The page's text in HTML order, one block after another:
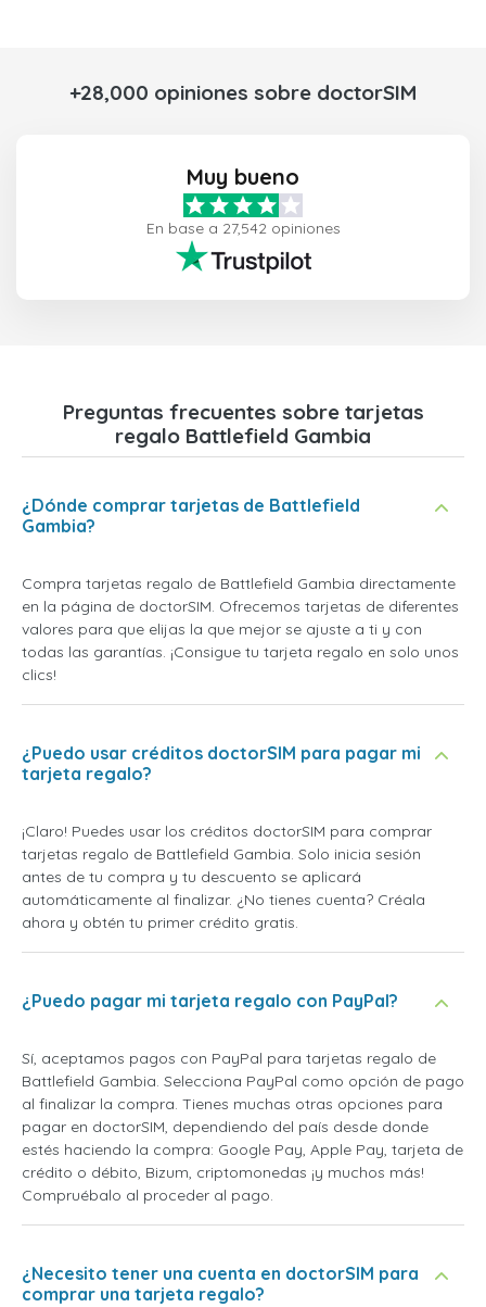
+28,000 opiniones sobre doctorSIM
Muy bueno
En base a 27,542 opiniones
Preguntas frecuentes sobre tarjetas
regalo Battlefield Gambia
¿Dónde comprar tarjetas de Battlefield
Gambia?
Compra tarjetas regalo de Battlefield Gambia directamente
en la página de doctorSIM. Ofrecemos tarjetas de diferentes
valores para que elijas la que mejor se ajuste a ti y con
todas las garantías. ¡Consigue tu tarjeta regalo en solo unos
clics!
¿Puedo usar créditos doctorSIM para pagar mi
tarjeta regalo?
¡Claro! Puedes usar los créditos doctorSIM para comprar
tarjetas regalo de Battlefield Gambia. Solo inicia sesión
antes de tu compra y tu descuento se aplicará
automáticamente al finalizar. ¿No tienes cuenta? Créala
ahora y obtén tu primer crédito gratis.
¿Puedo pagar mi tarjeta regalo con PayPal?
Sí, aceptamos pagos con PayPal para tarjetas regalo de
Battlefield Gambia. Selecciona PayPal como opción de pago
al finalizar la compra. Tienes muchas otras opciones para
pagar en doctorSIM, dependiendo del país desde donde
estés haciendo la compra: Google Pay, Apple Pay, tarjeta de
crédito o débito, Bizum, criptomonedas ¡y muchos más!
Compruébalo al proceder al pago.
¿Necesito tener una cuenta en doctorSIM para
comprar una tarjeta regalo?